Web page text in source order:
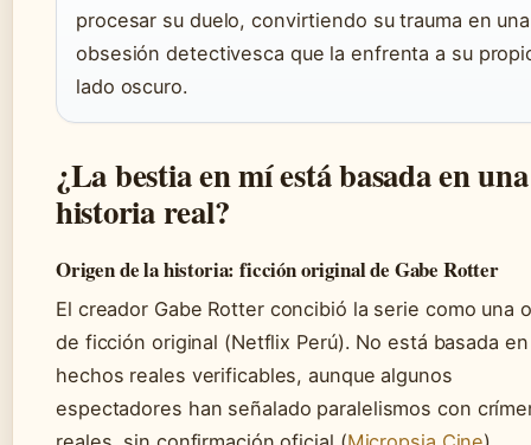
procesar su duelo, convirtiendo su trauma en una
obsesión detectivesca que la enfrenta a su
lado oscuro.
¿La bestia en mí está basada en una
historia real?
Origen de la historia: ficción original de Gabe Rotter
El creador Gabe Rotter concibió la serie como una
de ficción original (Netflix Perú). No está basada en
hechos reales verificables, aunque algunos
espectadores han señalado paralelismos con